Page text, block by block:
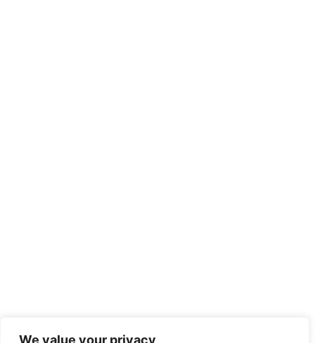
We value your privacy